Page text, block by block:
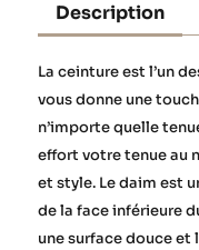
Description
La ceinture est l’un
vous donne une
n’importe quelle
effort votre tenue au
et style. Le daim est
de la face inférieure
une surface douce et